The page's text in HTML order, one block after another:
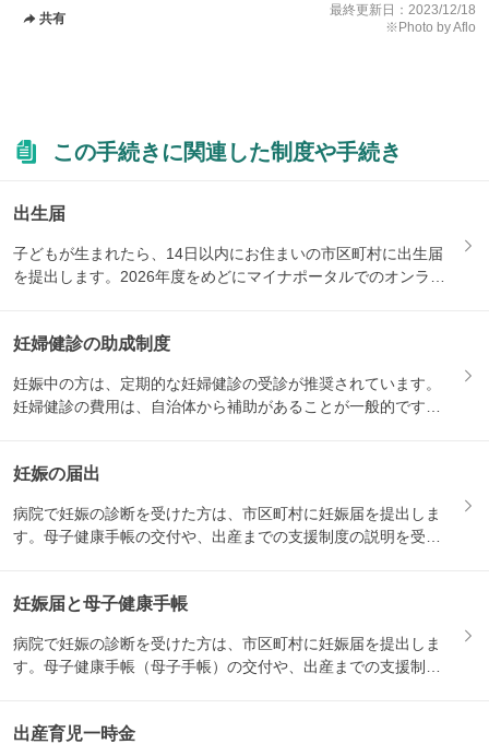
共有
最終更新日： 2023/12/18
※Photo by Aflo
この手続きに関連した制度や手続き
出生届
子どもが生まれたら、14日以内にお住まいの市区町村に出生届
を提出します。2026年度をめどにマイナポータルでのオンライ
妊婦健診の助成制度
妊娠中の方は、定期的な妊婦健診の受診が推奨されています。
妊婦健診の費用は、自治体から補助があることが一般的です。
妊娠の届出
病院で妊娠の診断を受けた方は、市区町村に妊娠届を提出しま
す。母子健康手帳の交付や、出産までの支援制度の説明を受け
妊娠届と母子健康手帳
病院で妊娠の診断を受けた方は、市区町村に妊娠届を提出しま
す。母子健康手帳（母子手帳）の交付や、出産までの支援制度
出産育児一時金